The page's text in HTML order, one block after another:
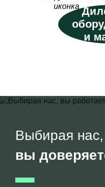
и
Выбирая нас,
вы